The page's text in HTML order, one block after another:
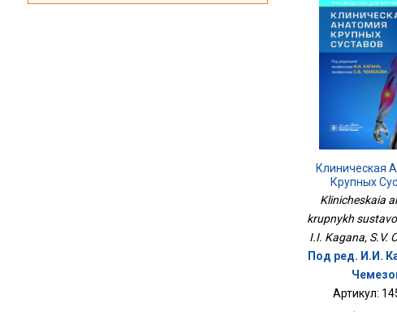
Клиническая
Крупных
Klinicheskaia
krupnykh
I.I. Kagana, S.V.
Под ред. И.И.
Артикул: